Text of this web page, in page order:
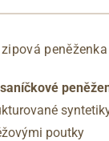
poutky